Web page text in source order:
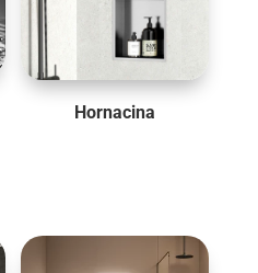
Hornacina